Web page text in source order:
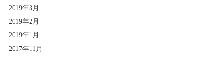
2019年3月
2019年2月
2019年1月
2017年11月